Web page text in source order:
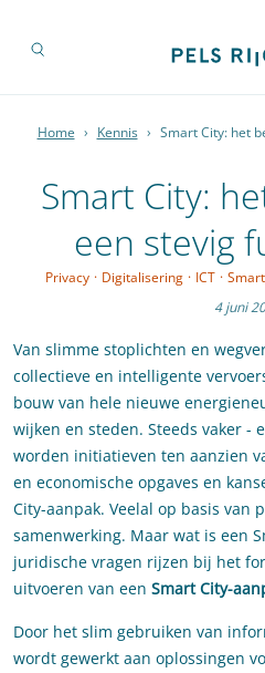
Home › Kennis › Smart City: het
Smart City:
een stevig
Privacy · Digitalisering · ICT ·
4 juni
Van slimme stoplichten en
collectieve en intelligente
bouw van hele nieuwe
wijken en steden. Steeds vaker -
worden initiatieven ten aanzien
en economische opgaves en
City-aanpak. Veelal op basis van
samenwerking. Maar wat is een
juridische vragen rijzen bij het
uitvoeren van een Smart City-
Door het slim gebruiken van
wordt gewerkt aan oplossingen